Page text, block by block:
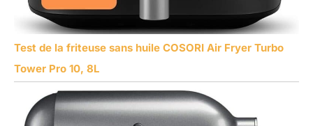
Test de la friteuse sans huile COSORI Air Fryer Turbo
Tower Pro 10, 8L